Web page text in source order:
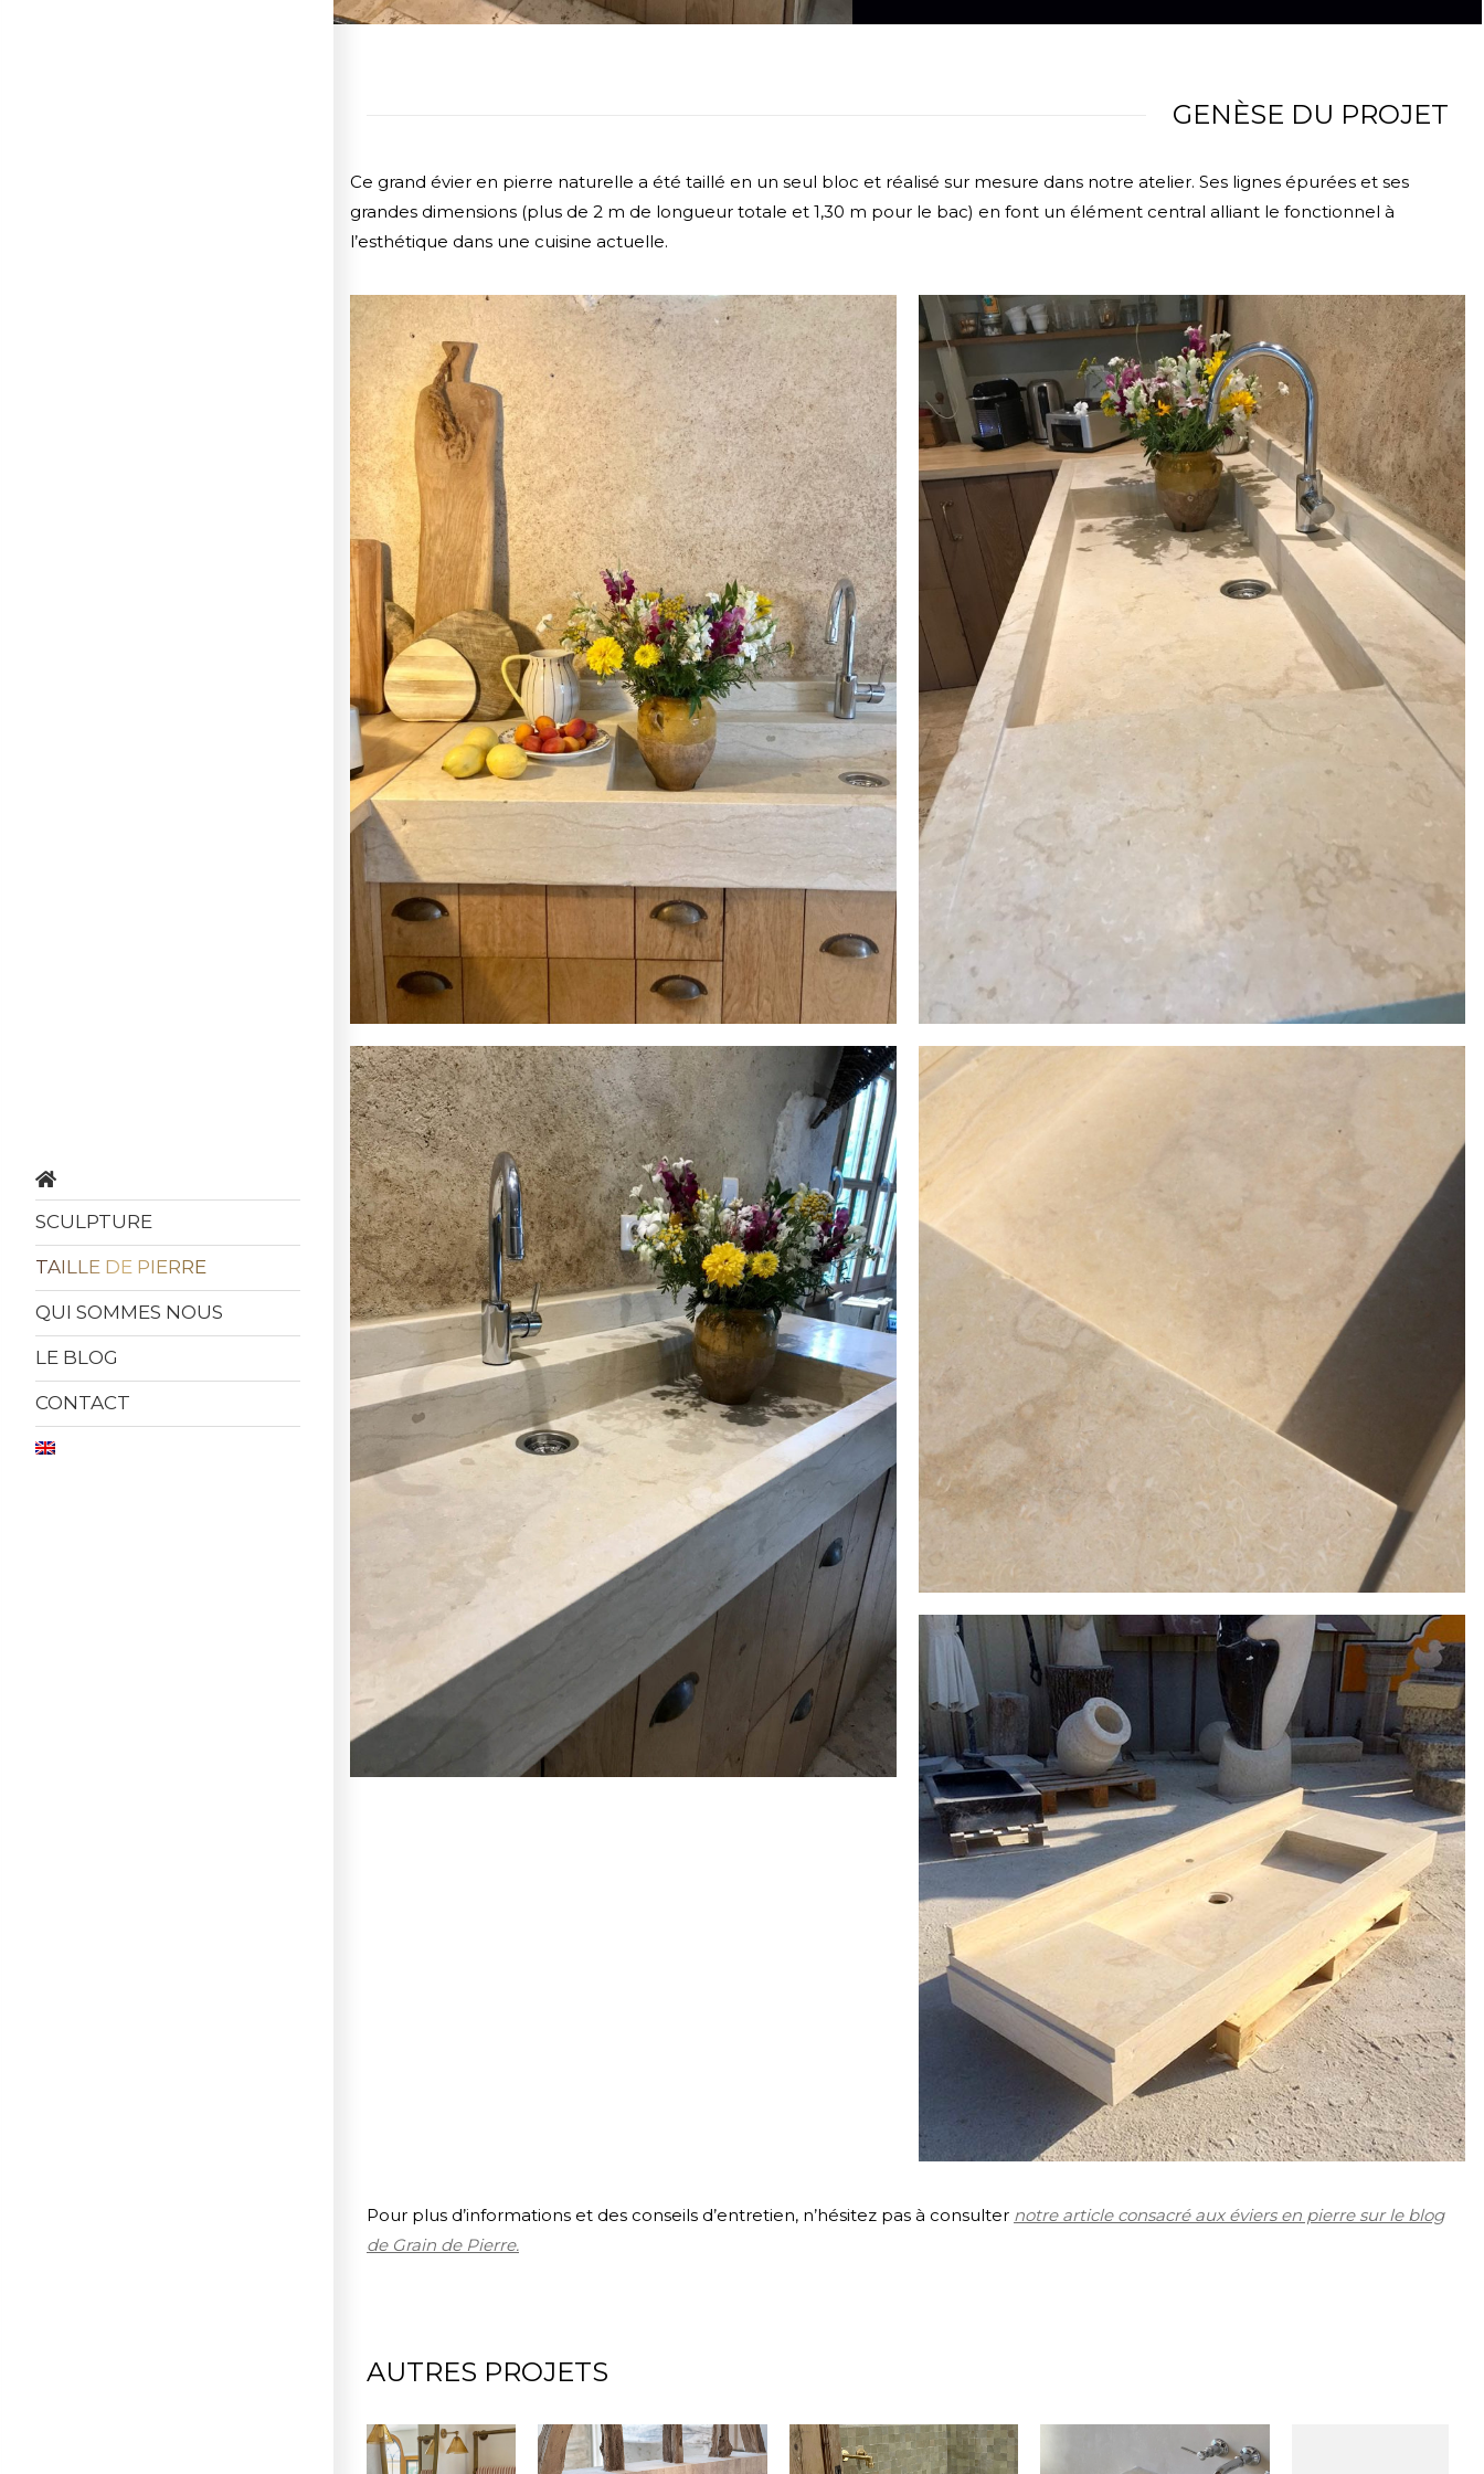
SCULPTURE
TAILLE DE PIERRE
QUI SOMMES NOUS
LE BLOG
CONTACT
GENÈSE DU PROJET
Ce grand évier en pierre naturelle a été taillé en un seul bloc et réalisé sur mesure dans notre atelier. Ses lignes épurées et ses
grandes dimensions (plus de 2 m de longueur totale et 1,30 m pour le bac) en font un élément central alliant le fonctionnel à
l’esthétique dans une cuisine actuelle.
Pour plus d’informations et des conseils d’entretien, n’hésitez pas à consulter notre article consacré aux éviers en pierre sur le blog
de Grain de Pierre.
AUTRES PROJETS